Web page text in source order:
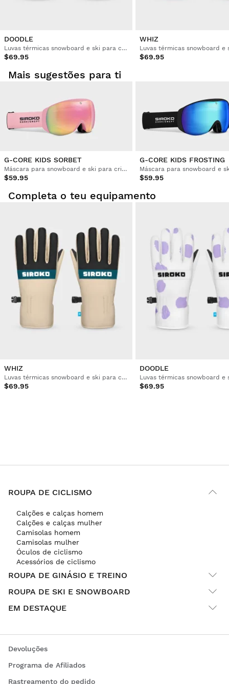
ótima qualidade!
Esta avaliação foi útil? Sim Denunciar
Cliente Confirmado
Francesc Teixidó Vives
Esta avaliação foi útil? Denunciar Partilhar
DOODLE
Luvas térmicas snowboard e ski para criança
$69.95
WHIZ
$69.95
Mais sugestões para ti
G-CORE KIDS SORBET
Máscara para snowboard e ski para criança
$59.95
G-CORE KIDS FROSTING
$59.95
Completa o teu equipamento
WHIZ
Luvas térmicas snowboard e ski para criança
$69.95
DOODLE
$69.95
ROUPA DE CICLISMO
Calções e calças homem
Calções e calças mulher
Camisolas homem
Camisolas mulher
Óculos de ciclismo
Acessórios de ciclismo
ROUPA DE GINÁSIO E TREINO
ROUPA DE SKI E SNOWBOARD
EM DESTAQUE
Devoluções
Programa de Afiliados
Rastreamento do pedido